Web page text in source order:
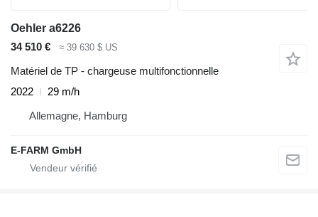
Oehler a6226
34 510 €
≈ 39 630 $ US
Matériel de TP - chargeuse multifonctionnelle
2022
29 m/h
Allemagne, Hamburg
E-FARM GmbH